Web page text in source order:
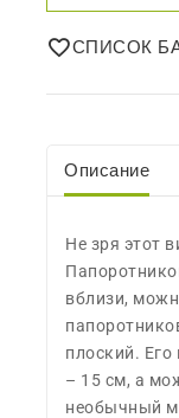
СПИСОК
Описание
Не зря этот
вблизи,
плоский. Его
– 15 см, а
необычный